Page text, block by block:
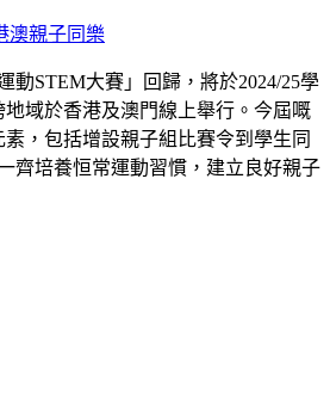
動STEM大賽」回歸，將於2024/25學
地域於香港及澳門線上舉行。今屆嘅
，包括增設親子組比賽令到學生同
齊培養恒常運動習慣，建立良好親子